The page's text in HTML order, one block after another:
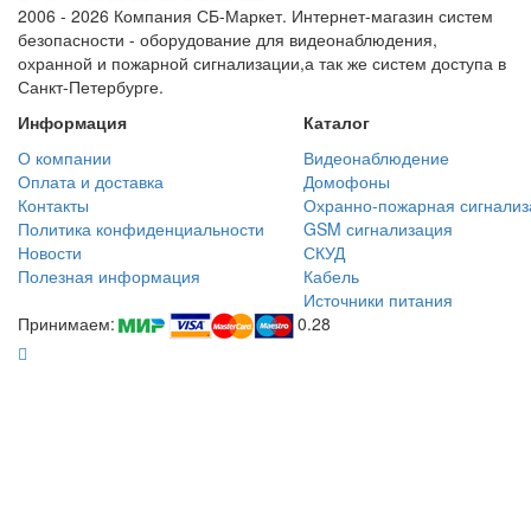
2006 - 2026 Компания СБ-Маркет. Интернет-магазин систем
безопасности - оборудование для видеонаблюдения,
охранной и пожарной сигнализации,а так же систем доступа в
Санкт-Петербурге.
Информация
Каталог
О компании
Видеонаблюдение
Оплата и доставка
Домофоны
Контакты
Охранно-пожарная
Политика конфиденциальности
GSM сигнализация
Новости
СКУД
Полезная информация
Кабель
Источники питания
Принимаем:
0.28